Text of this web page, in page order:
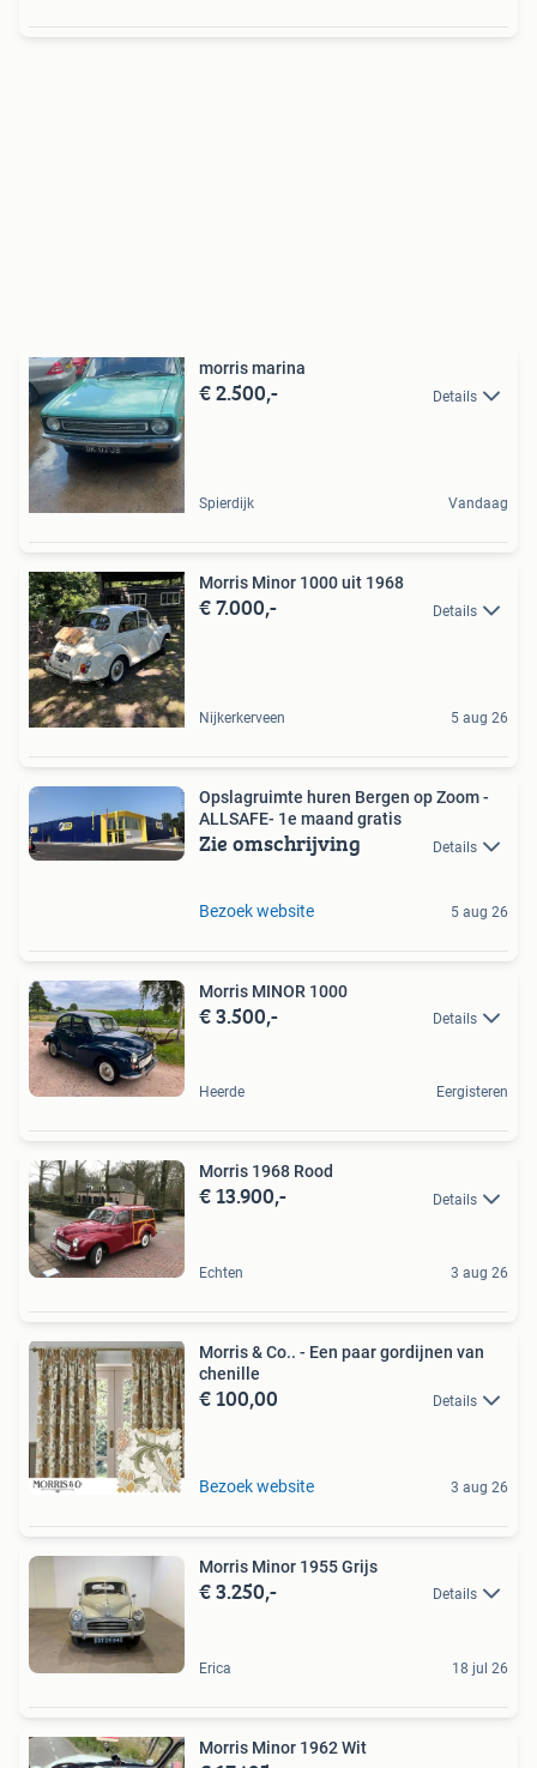
morris marina
€ 2.500,- Details
Spierdijk Vandaag
Morris Minor 1000 uit 1968
€ 7.000,- Details
Nijkerkerveen 5 aug 26
Opslagruimte huren Bergen op Zoom -
ALLSAFE- 1e maand gratis
Zie omschrijving Details
Bezoek website 5 aug 26
Morris MINOR 1000
€ 3.500,- Details
Heerde Eergisteren
Morris 1968 Rood
€ 13.900,- Details
Echten 3 aug 26
Morris & Co.. - Een paar gordijnen van
chenille
€ 100,00 Details
Bezoek website 3 aug 26
Morris Minor 1955 Grijs
€ 3.250,- Details
Erica 18 jul 26
Morris Minor 1962 Wit